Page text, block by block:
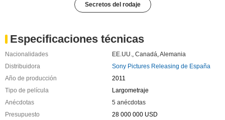
Secretos del rodaje
Especificaciones técnicas
Nacionalidades EE.UU. Canadá Alemania
Distribuidora
Sony Pictures Releasing de España
Año de producción
2011
Tipo de película
Largometraje
Anécdotas
5 anécdotas
Presupuesto
28 000 000 USD